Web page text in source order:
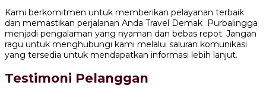
Kami berkomitmen untuk memberikan pelayanan terbaik
dan memastikan perjalanan Anda Travel Demak Purbalingga
menjadi pengalaman yang nyaman dan bebas repot. Jangan
ragu untuk menghubungi kami melalui saluran komunikasi
yang tersedia untuk mendapatkan informasi lebih lanjut.
Testimoni Pelanggan